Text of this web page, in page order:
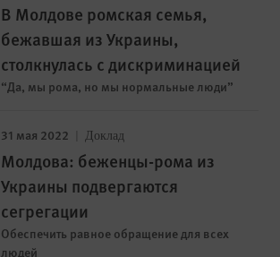
В Молдове ромская семья,
бежавшая из Украины,
столкнулась с дискриминацией
“Да, мы рома, но мы нормальные люди”
31 мая 2022 Доклад
Молдова: беженцы-рома из
Украины подвергаются
сегрегации
Обеспечить равное обращение для всех
людей